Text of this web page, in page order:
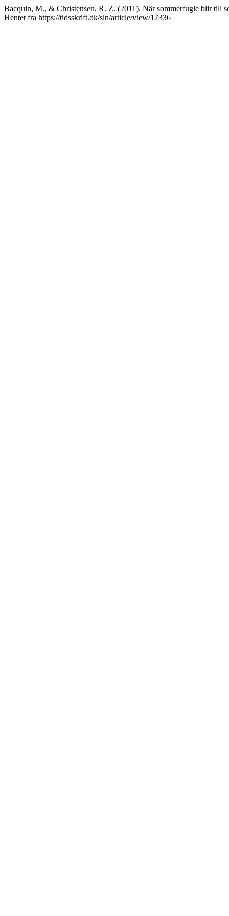
Bacquin, M., & Christensen, R. Z. (2011). När sommerfugle blir till
Hentet fra https://tidsskrift.dk/sin/article/view/17336